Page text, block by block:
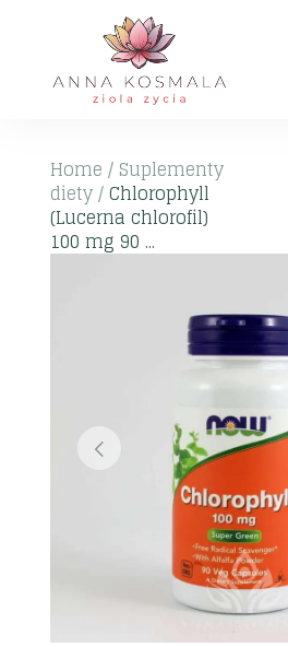
Home / Suplementy
diety/Chlorophyll
(Lucerna chlorofil)
100 mg 90 ...